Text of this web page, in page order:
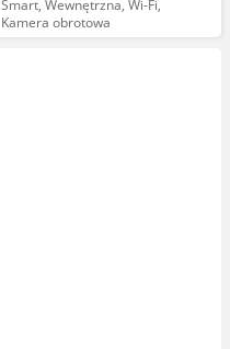
Smart, Wewnętrzna, Wi-Fi,
Kamera obrotowa